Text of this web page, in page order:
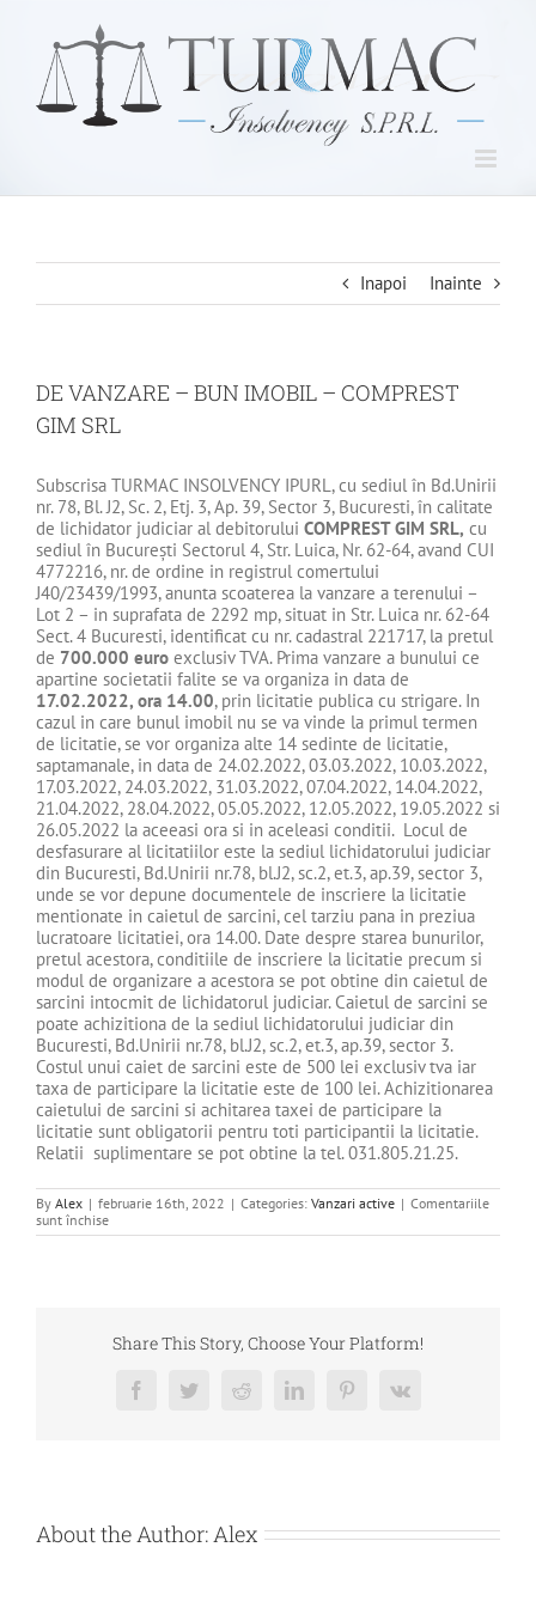
content
Inapoi Inainte
DE VANZARE – BUN IMOBIL – COMPREST
GIM SRL
Subscrisa TURMAC INSOLVENCY IPURL, cu sediul în Bd.Unirii
nr. 78, Bl. J2, Sc. 2, Etj. 3, Ap. 39, Sector 3, Bucuresti, în calitate
de lichidator judiciar al debitorului COMPREST GIM SRL, cu
sediul în Bucureşti Sectorul 4, Str. Luica, Nr. 62-64, avand CUI
4772216, nr. de ordine in registrul comertului
J40/23439/1993, anunta scoaterea la vanzare a terenului –
Lot 2 – in suprafata de 2292 mp, situat in Str. Luica nr. 62-64
Sect. 4 Bucuresti, identificat cu nr. cadastral 221717, la pretul
de 700.000 euro exclusiv TVA. Prima vanzare a bunului ce
apartine societatii falite se va organiza in data de
17.02.2022, ora 14.00, prin licitatie publica cu strigare. In
cazul in care bunul imobil nu se va vinde la primul termen
de licitatie, se vor organiza alte 14 sedinte de licitatie,
saptamanale, in data de 24.02.2022, 03.03.2022, 10.03.2022,
17.03.2022, 24.03.2022, 31.03.2022, 07.04.2022, 14.04.2022,
21.04.2022, 28.04.2022, 05.05.2022, 12.05.2022, 19.05.2022 si
26.05.2022 la aceeasi ora si in aceleasi conditii. Locul de
desfasurare al licitatiilor este la sediul lichidatorului judiciar
din Bucuresti, Bd.Unirii nr.78, bl.J2, sc.2, et.3, ap.39, sector 3,
unde se vor depune documentele de inscriere la licitatie
mentionate in caietul de sarcini, cel tarziu pana in preziua
lucratoare licitatiei, ora 14.00. Date despre starea bunurilor,
pretul acestora, conditiile de inscriere la licitatie precum si
modul de organizare a acestora se pot obtine din caietul de
sarcini intocmit de lichidatorul judiciar. Caietul de sarcini se
poate achizitiona de la sediul lichidatorului judiciar din
Bucuresti, Bd.Unirii nr.78, bl.J2, sc.2, et.3, ap.39, sector 3.
Costul unui caiet de sarcini este de 500 lei exclusiv tva iar
taxa de participare la licitatie este de 100 lei. Achizitionarea
caietului de sarcini si achitarea taxei de participare la
licitatie sunt obligatorii pentru toti participantii la licitatie.
Relatii suplimentare se pot obtine la tel. 031.805.21.25.
By Alex | februarie 16th, 2022 | Categories: Vanzari active | Comentariile
sunt închisepentru
DE
COMPREST
GIM
Share This Story, Choose Your Platform!
FacebookTwitterRedditLinkedInPinterest
Vk
About the Author: Alex